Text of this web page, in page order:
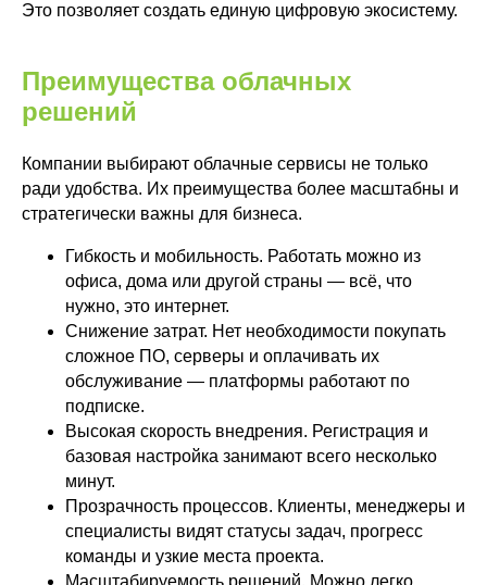
Это позволяет создать единую цифровую экосистему.
Преимущества облачных
решений
Компании выбирают облачные сервисы не только
ради удобства. Их преимущества более масштабны и
стратегически важны для бизнеса.
Гибкость и мобильность. Работать можно из
офиса, дома или другой страны — всё, что
нужно, это интернет.
Снижение затрат. Нет необходимости покупать
сложное ПО, серверы и оплачивать их
обслуживание — платформы работают по
подписке.
Высокая скорость внедрения. Регистрация и
базовая настройка занимают всего несколько
минут.
Прозрачность процессов. Клиенты, менеджеры и
специалисты видят статусы задач, прогресс
команды и узкие места проекта.